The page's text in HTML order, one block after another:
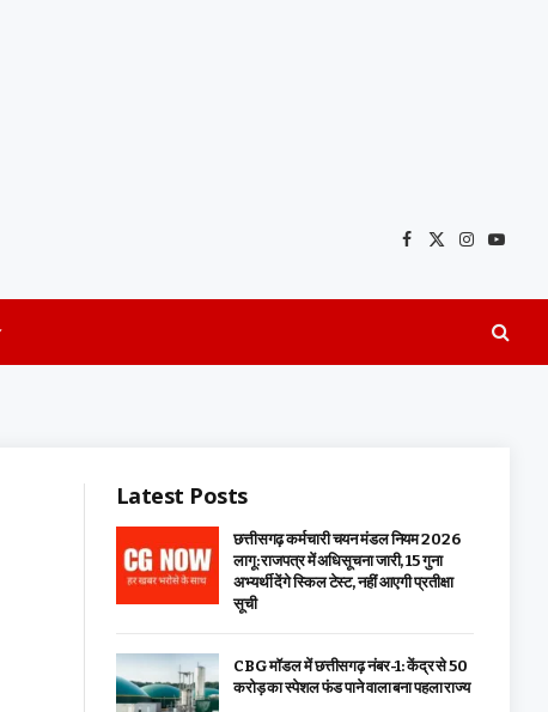
Facebook
X
Instagram
Latest Posts
छत्तीसगढ़ कर्मचारी चयन मंडल नियम 2026
लागू: राजपत्र में अधिसूचना जारी, 15 गुना
अभ्यर्थी देंगे स्किल टेस्ट, नहीं आएगी प्रतीक्षा
सूची
CBG मॉडल में छत्तीसगढ़ नंबर-1: केंद्र से ₹50
करोड़ का स्पेशल फंड पाने वाला बना पहला राज्य